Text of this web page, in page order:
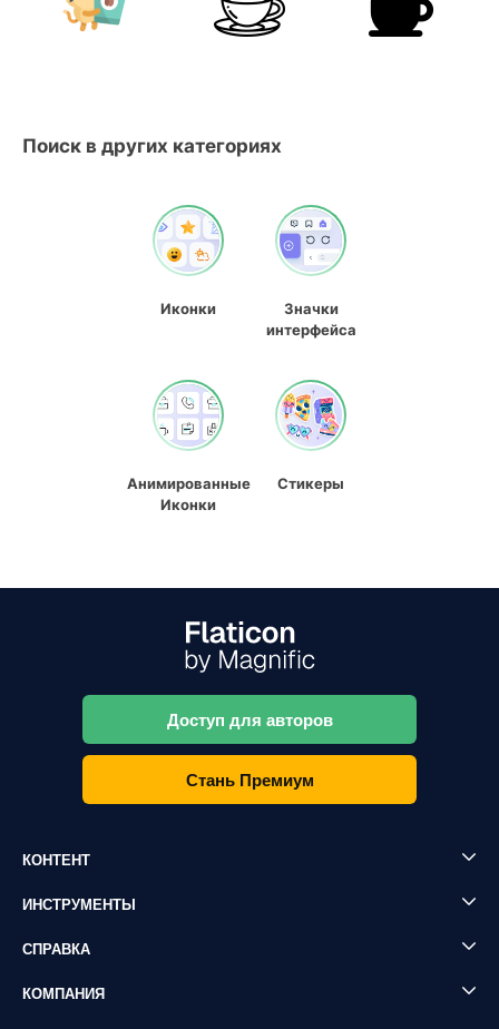
Поиск в других категориях
Иконки
Значки
интерфейса
Анимированные
Иконки
Стикеры
Доступ для авторов
Стань Премиум
КОНТЕНТ
ИНСТРУМЕНТЫ
СПРАВКА
КОМПАНИЯ